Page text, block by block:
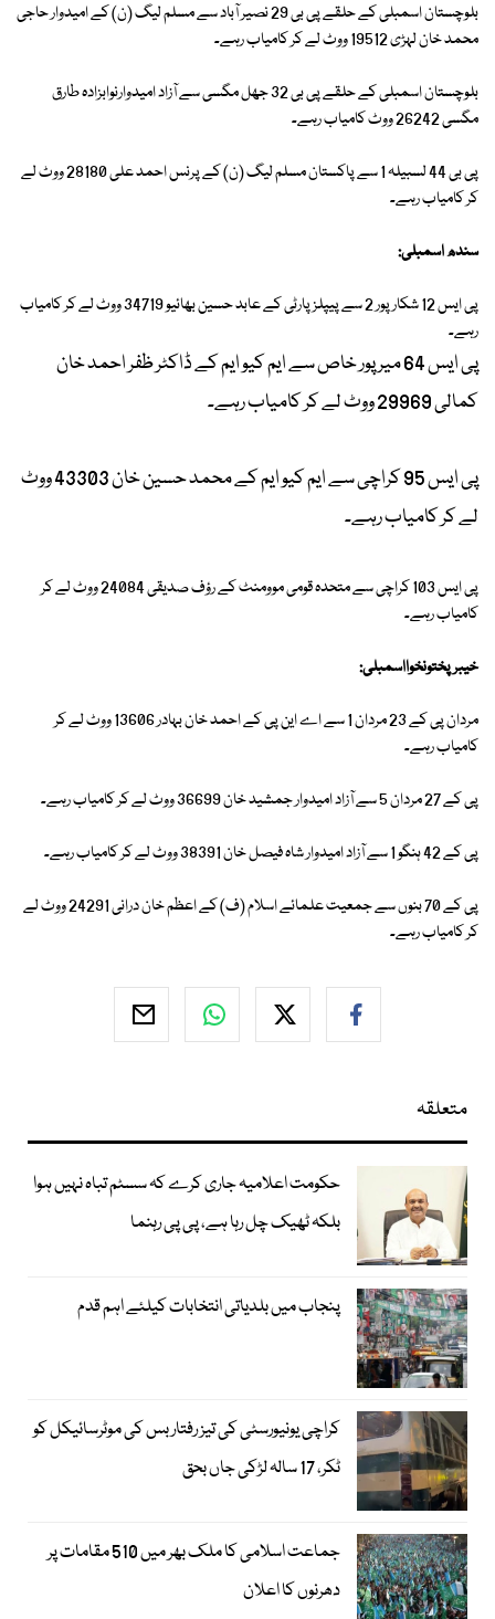
بلوچستان اسمبلی کے حلقے پی بی 29 نصیر آباد سے مسلم لیگ (ن) کے امیدوار حاجی
محمد خان لہڑی 19512 ووٹ لے کر کامیاب رہے۔
بلوچستان اسمبلی کے حلقے پی بی 32 جھل مگسی سے آزاد امیدوارنوابزادہ طارق
مگسی 26242 ووٹ کامیاب رہے۔
پی بی 44 لسبیلہ 1 سے پاکستان مسلم لیگ (ن) کے پرنس احمد علی 28180 ووٹ لے
کر کامیاب رہے۔
سندھ اسمبلی:
پی ایس 12 شکار پور 2 سے پیپلز پارٹی کے عابد حسین بھائیو 34719 ووٹ لے کر کامیاب
رہے۔
پی ایس 64 میر پور خاص سے ایم کیو ایم کے ڈاکٹر ظفر احمد خان
کمالی 29969 ووٹ لے کر کامیاب رہے۔
پی ایس 95 کراچی سے ایم کیو ایم کے محمد حسین خان 43303 ووٹ
لے کر کامیاب رہے۔
پی ایس 103 کراچی سے متحدہ قومی موومنٹ کے رؤف صدیقی 24084 ووٹ لے کر
کامیاب رہے۔
خیبر پختونخوااسمبلی:
مردان پی کے 23 مردان 1 سے اے این پی کے احمد خان بہادر 13606 ووٹ لے کر
کامیاب رہے۔
پی کے 27 مردان 5 سے آزاد امیدوار جمشید خان 36699 ووٹ لے کر کامیاب رہے۔
پی کے 42 ہنگو 1 سے آزاد امیدوار شاہ فیصل خان 38391 ووٹ لے کر کامیاب رہے۔
پی کے 70 بنوں سے جمعیت علمائے اسلام (ف) کے اعظم خان درانی 24291 ووٹ لے
کر کامیاب رہے۔
متعلقہ
حکومت اعلامیہ جاری کرے کہ سسٹم تباہ نہیں ہوا
بلکہ ٹھیک چل رہا ہے، پی پی رہنما
پنجاب میں بلدیاتی انتخابات کیلئے اہم قدم
کراچی یونیورسٹی کی تیز رفتار بس کی موٹرسائیکل کو
ٹکر، 17 سالہ لڑکی جاں بحق
جماعت اسلامی کا ملک بھر میں 510 مقامات پر
دھرنوں کا اعلان